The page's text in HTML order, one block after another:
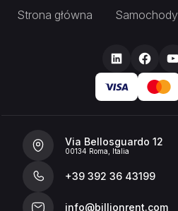
Strona główna Samochody
Via Bellosguardo 12
00134 Roma, Italia
+39 392 36 43199
info@billionrent.com